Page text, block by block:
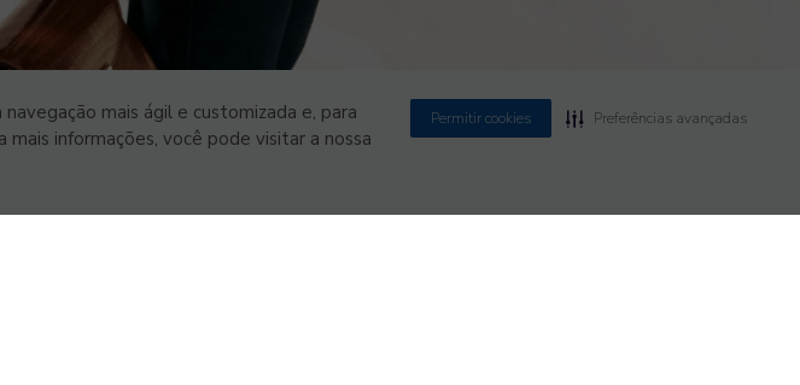
mais ágil e customizada e, para
informações, você pode visitar a nossa
Permitir cookies Preferências avançadas